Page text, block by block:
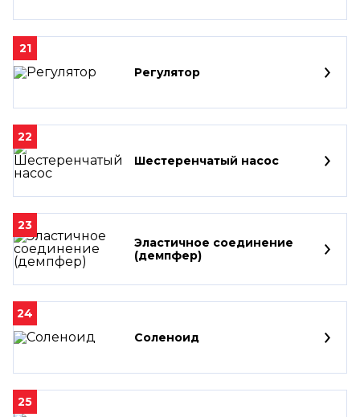
21
Регулятор
22
Шестеренчатый насос
23
Эластичное соединение
(демпфер)
24
Соленоид
25